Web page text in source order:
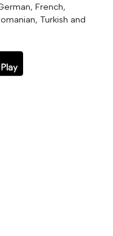
French,
Turkish and